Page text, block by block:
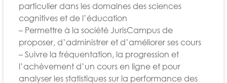
particulier dans les domaines des sciences
cognitives et de l’éducation
– Permettre à la société JurisCampus de
proposer, d’administrer et d’améliorer ses cours
– Suivre la fréquentation, la progression et
l’achèvement d’un cours en ligne et pour
analyser les statistiques sur la performance des